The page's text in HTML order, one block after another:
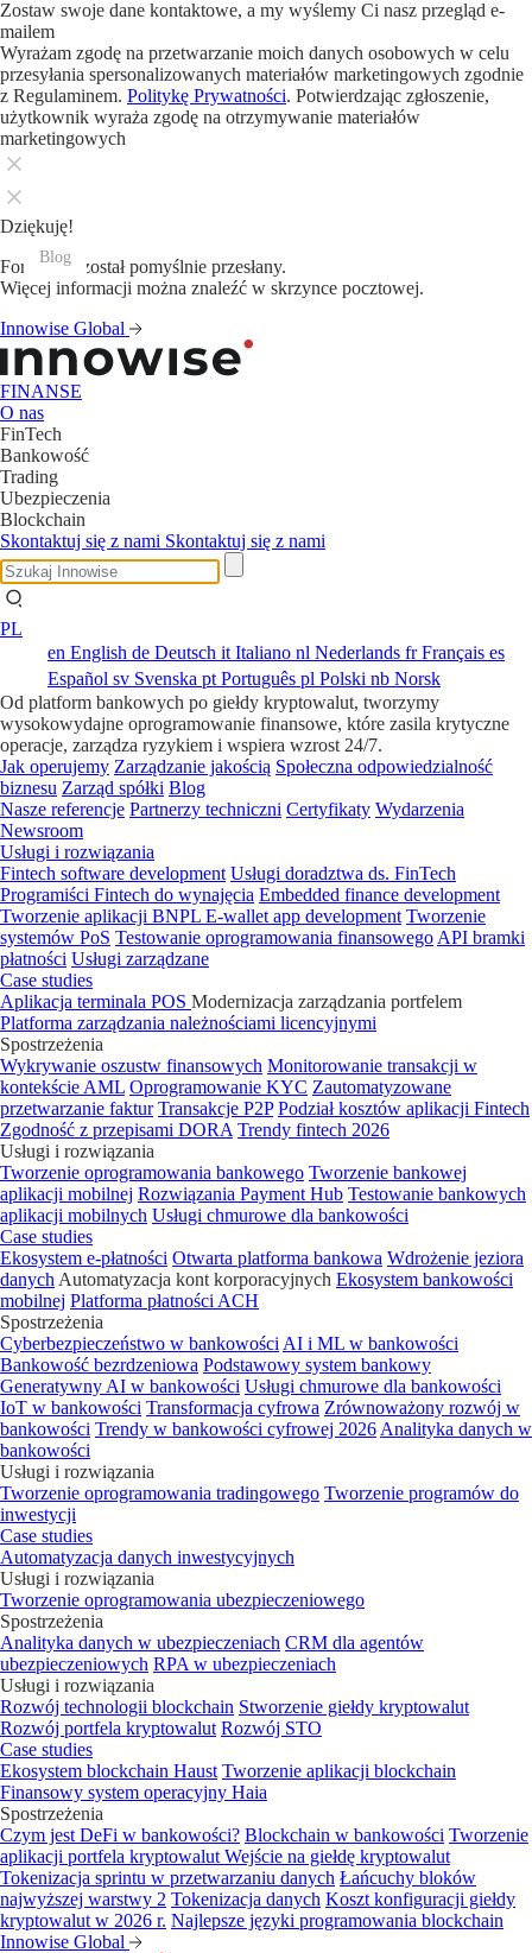
Zostaw swoje dane kontaktowe, a my wyślemy Ci nasz przegląd e-
mailem
Wyrażam zgodę na przetwarzanie moich danych osobowych w celu
przesyłania spersonalizowanych materiałów marketingowych zgodnie
z Regulaminem. Politykę Prywatności. Potwierdzając zgłoszenie,
użytkownik wyraża zgodę na otrzymywanie materiałów
marketingowych
Dziękuję!
Formularz został pomyślnie przesłany.
Więcej informacji można znaleźć w skrzynce pocztowej.
Innowise Global
FINANSE
O nas
FinTech
Bankowość
Trading
Ubezpieczenia
Blockchain
Skontaktuj się z nami Skontaktuj się z nami
PL
en English de Deutsch it Italiano nl Nederlands frFrançais es
Español sv Svenska pt Português pl Polski nb Norsk
Od platform bankowych po giełdy kryptowalut, tworzymy
wysokowydajne oprogramowanie finansowe, które zasila krytyczne
operacje, zarządza ryzykiem i wspiera wzrost 24/7.
Jak operujemy Zarządzanie jakością Społeczna odpowiedzialność
biznesu Zarząd spółki Blog
Nasze referencje Partnerzy techniczni Certyfikaty Wydarzenia
Newsroom
Usługi i rozwiązania
Fintech software development Usługi doradztwa ds. FinTech
Programiści Fintech do wynajęcia Embedded finance development
Tworzenie aplikacji BNPL E-wallet app development Tworzenie
systemów PoS Testowanie oprogramowania finansowego API bramki
płatności Usługi zarządzane
Case studies
Aplikacja terminala POS Modernizacja zarządzania portfelem
Platforma zarządzania należnościami licencyjnymi
Spostrzeżenia
Wykrywanie oszustw finansowych Monitorowanie transakcji w
kontekście AML Oprogramowanie KYC Zautomatyzowane
przetwarzanie faktur Transakcje P2P Podział kosztów aplikacji Fintech
Zgodność z przepisami DORA Trendy fintech 2026
Usługi i rozwiązania
Tworzenie oprogramowania bankowego Tworzenie bankowej
aplikacji mobilnej Rozwiązania Payment Hub Testowanie bankowych
aplikacji mobilnych Usługi chmurowe dla bankowości
Case studies
Ekosystem e-płatności Otwarta platforma bankowa Wdrożenie jeziora
danych Automatyzacja kont korporacyjnych Ekosystem bankowości
mobilnej Platforma płatności ACH
Spostrzeżenia
Cyberbezpieczeństwo w bankowości AI i ML w bankowości
Bankowość bezrdzeniowa Podstawowy system bankowy
Generatywny AI w bankowości Usługi chmurowe dla bankowości
IoT w bankowości Transformacja cyfrowa Zrównoważony rozwój w
bankowości Trendy w bankowości cyfrowej 2026 Analityka danych w
bankowości
Usługi i rozwiązania
Tworzenie oprogramowania tradingowego Tworzenie programów do
inwestycji
Case studies
Automatyzacja danych inwestycyjnych
Usługi i rozwiązania
Tworzenie oprogramowania ubezpieczeniowego
Spostrzeżenia
Analityka danych w ubezpieczeniach CRM dla agentów
ubezpieczeniowych RPA w ubezpieczeniach
Usługi i rozwiązania
Rozwój technologii blockchain Stworzenie giełdy kryptowalut
Rozwój portfela kryptowalut Rozwój STO
Case studies
Ekosystem blockchain Haust Tworzenie aplikacji blockchain
Finansowy system operacyjny Haia
Spostrzeżenia
Czym jest DeFi w bankowości? Blockchain w bankowości Tworzenie
aplikacji portfela kryptowalut Wejście na giełdę kryptowalut
Tokenizacja sprintu w przetwarzaniu danych Łańcuchy bloków
najwyższej warstwy 2 Tokenizacja danych Koszt konfiguracji giełdy
kryptowalut w 2026 r. Najlepsze języki programowania blockchain
Innowise Global
Blog
Blog
Blog
Blog
Blog
Blog
Blog
Blog
Blog
Blog
Blog
Blog